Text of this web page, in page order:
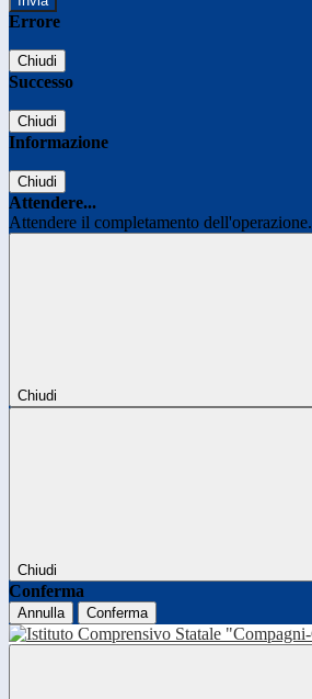
Errore
Chiudi
Successo
Chiudi
Informazione
Chiudi
Attendere...
Attendere il completamento
Chiudi
Chiudi
Conferma
Annulla Conferma